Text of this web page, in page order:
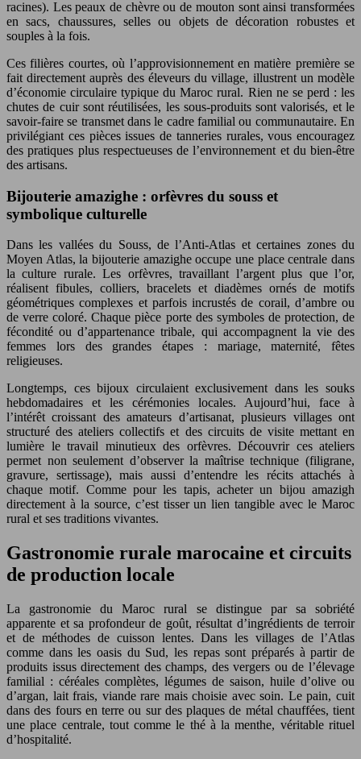
racines). Les peaux de chèvre ou de mouton sont ainsi transformées
en sacs, chaussures, selles ou objets de décoration robustes et
souples à la fois.
Ces filières courtes, où l’approvisionnement en matière première se
fait directement auprès des éleveurs du village, illustrent un modèle
d’économie circulaire typique du Maroc rural. Rien ne se perd : les
chutes de cuir sont réutilisées, les sous-produits sont valorisés, et le
savoir-faire se transmet dans le cadre familial ou communautaire. En
privilégiant ces pièces issues de tanneries rurales, vous encouragez
des pratiques plus respectueuses de l’environnement et du bien-être
des artisans.
Bijouterie amazighe : orfèvres du souss et
symbolique culturelle
Dans les vallées du Souss, de l’Anti-Atlas et certaines zones du
Moyen Atlas, la bijouterie amazighe occupe une place centrale dans
la culture rurale. Les orfèvres, travaillant l’argent plus que l’or,
réalisent fibules, colliers, bracelets et diadèmes ornés de motifs
géométriques complexes et parfois incrustés de corail, d’ambre ou
de verre coloré. Chaque pièce porte des symboles de protection, de
fécondité ou d’appartenance tribale, qui accompagnent la vie des
femmes lors des grandes étapes : mariage, maternité, fêtes
religieuses.
Longtemps, ces bijoux circulaient exclusivement dans les souks
hebdomadaires et les cérémonies locales. Aujourd’hui, face à
l’intérêt croissant des amateurs d’artisanat, plusieurs villages ont
structuré des ateliers collectifs et des circuits de visite mettant en
lumière le travail minutieux des orfèvres. Découvrir ces ateliers
permet non seulement d’observer la maîtrise technique (filigrane,
gravure, sertissage), mais aussi d’entendre les récits attachés à
chaque motif. Comme pour les tapis, acheter un bijou amazigh
directement à la source, c’est tisser un lien tangible avec le Maroc
rural et ses traditions vivantes.
Gastronomie rurale marocaine et circuits
de production locale
La gastronomie du Maroc rural se distingue par sa sobriété
apparente et sa profondeur de goût, résultat d’ingrédients de terroir
et de méthodes de cuisson lentes. Dans les villages de l’Atlas
comme dans les oasis du Sud, les repas sont préparés à partir de
produits issus directement des champs, des vergers ou de l’élevage
familial : céréales complètes, légumes de saison, huile d’olive ou
d’argan, lait frais, viande rare mais choisie avec soin. Le pain, cuit
dans des fours en terre ou sur des plaques de métal chauffées, tient
une place centrale, tout comme le thé à la menthe, véritable rituel
d’hospitalité.